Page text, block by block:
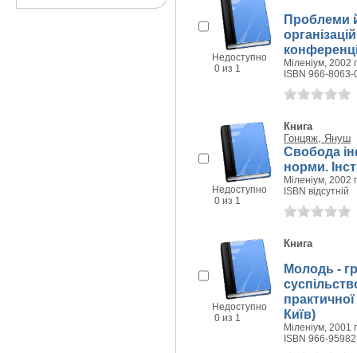
Недоступно
0 из 1
Проблеми
Міленіум, 2002
ISBN 966-8063-
Недоступно
0 из 1
Книга
Гонцяж, Януш
Свобода
норми.
Міленіум, 2002
ISBN відсутній
Недоступно
0 из 1
Книга
Молодь -
Київ)
Міленіум, 2001
ISBN 966-